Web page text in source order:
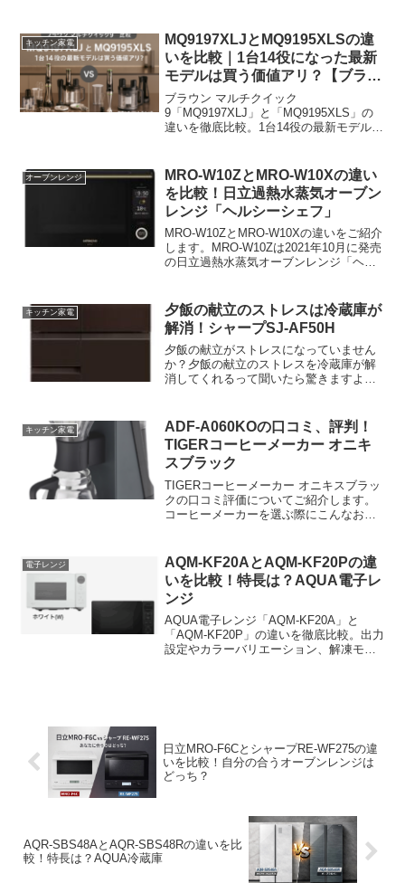
を紹介します。
キッチン家電
MQ9197XLJとMQ9195XLSの違
いを比較｜1台14役になった最新
モデルは買う価値アリ？【ブラウ
ン マルチクイック9】
ブラウン マルチクイック
9「MQ9197XLJ」と「MQ9195XLS」の
違いを徹底比較。1台14役の最新モデルは
オーブンレンジ
MRO-W10ZとMRO-W10Xの違い
を比較！日立過熱水蒸気オーブン
レンジ「ヘルシーシェフ」
MRO-W10ZとMRO-W10Xの違いをご紹介
します。MRO-W10Zは2021年10月に発売
の日立過熱水蒸気オーブンレンジ「ヘル
キッチン家電
夕飯の献立のストレスは冷蔵庫が
解消！シャープSJ-AF50H
夕飯の献立がストレスになっていません
か？夕飯の献立のストレスを冷蔵庫が解
消してくれるって聞いたら驚きますよ
キッチン家電
ADF-A060KOの口コミ、評判！
TIGERコーヒーメーカー オニキ
スブラック
TIGERコーヒーメーカー オニキスブラッ
クの口コミ評価についてご紹介します。
コーヒーメーカーを選ぶ際にこんなお悩
電子レンジ
AQM-KF20AとAQM-KF20Pの違
いを比較！特長は？AQUA電子レ
ンジ
AQUA電子レンジ「AQM-KF20A」と
「AQM-KF20P」の違いを徹底比較。出力
設定やカラーバリエーション、解凍モー
日立MRO-F6CとシャープRE-WF275の違
いを比較！自分の合うオーブンレンジは
どっち？
AQR-SBS48AとAQR-SBS48Rの違いを比
較！特長は？AQUA冷蔵庫